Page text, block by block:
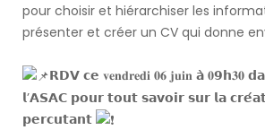
pour choisir et hiérarchiser les
présenter et créer un CV qui donne
𝗥𝗗𝗩 𝗰𝗲 𝐯𝐞𝐧𝐝𝐫𝐞𝐝𝐢 𝟎𝟔 𝐣𝐮𝐢𝐧 𝗮̀ 𝟎𝟵𝗵𝟑𝟎
𝗹’𝗔𝗦𝗔𝗖 𝗽𝗼𝘂𝗿 𝘁𝗼𝘂𝘁 𝘀𝗮𝘃𝗼𝗶𝗿 𝘀𝘂𝗿 𝗹𝗮
𝗽𝗲𝗿𝗰𝘂𝘁𝗮𝗻𝘁